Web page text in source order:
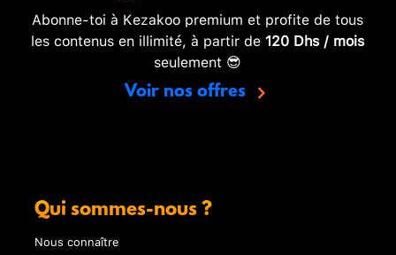
Abonne-toi à Kezakoo premium et profite de tous
les contenus en illimité, à partir de 120 Dhs / mois
seulement 😎
Voir nos offres
Qui sommes-nous ?
Nous connaître